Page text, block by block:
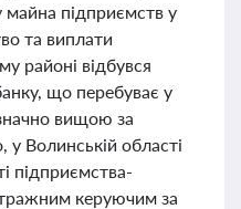
підприємств у
та виплати
районі відбувся
що перебуває у
вищою за
у Волинській області
підприємства-
керуючим за